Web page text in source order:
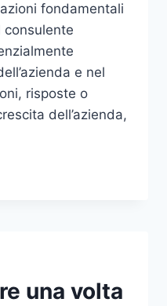
fondamentali
consulente
e nel
risposte o
dell’azienda,
una volta